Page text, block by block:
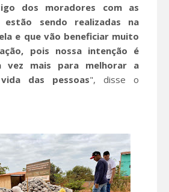
dos moradores com as
estão sendo realizadas na
e que vão beneficiar muito
pois nossa intenção é
vez mais para melhorar a
das pessoas", disse o